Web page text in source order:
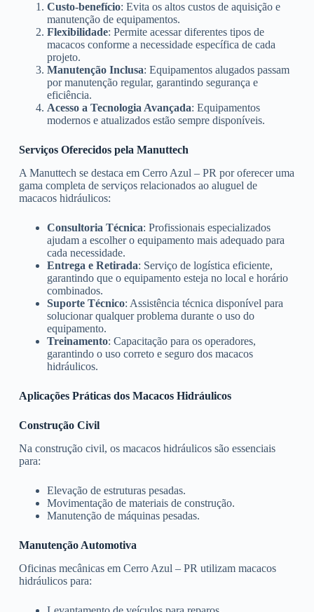
Custo-benefício: Evita os altos custos de aquisição e
manutenção de equipamentos.
Flexibilidade: Permite acessar diferentes tipos de
macacos conforme a necessidade específica de cada
projeto.
Manutenção Inclusa: Equipamentos alugados passam
por manutenção regular, garantindo segurança e
eficiência.
Acesso a Tecnologia Avançada: Equipamentos
modernos e atualizados estão sempre disponíveis.
Serviços Oferecidos pela Manuttech
A Manuttech se destaca em Cerro Azul – PR por oferecer uma
gama completa de serviços relacionados ao aluguel de
macacos hidráulicos:
Consultoria Técnica: Profissionais especializados
ajudam a escolher o equipamento mais adequado para
cada necessidade.
Entrega e Retirada: Serviço de logística eficiente,
garantindo que o equipamento esteja no local e horário
combinados.
Suporte Técnico: Assistência técnica disponível para
solucionar qualquer problema durante o uso do
equipamento.
Treinamento: Capacitação para os operadores,
garantindo o uso correto e seguro dos macacos
hidráulicos.
Aplicações Práticas dos Macacos Hidráulicos
Construção Civil
Na construção civil, os macacos hidráulicos são essenciais
para:
Elevação de estruturas pesadas.
Movimentação de materiais de construção.
Manutenção de máquinas pesadas.
Manutenção Automotiva
Oficinas mecânicas em Cerro Azul – PR utilizam macacos
hidráulicos para: